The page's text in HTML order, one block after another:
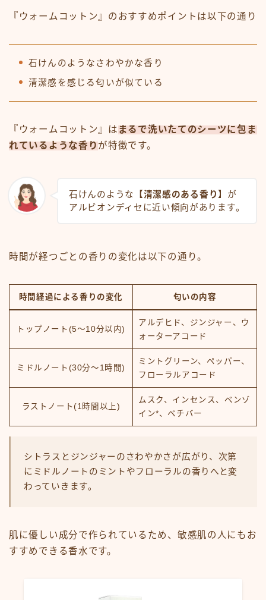
『ウォームコットン』のおすすめポイントは以下の通り
石けんのようなさわやかな香り
清潔感を感じる匂いが似ている
『ウォームコットン』は まるで洗いたてのシーツに包ま
れているような香り が特徴です。
石けんのような 【清潔感のある香り】 が
アルビオンディセに近い傾向があります。
時間が経つごとの香りの変化は以下の通り。
時間経過による香りの変化 匂いの内容
トップノート(5～10分以内)
アルデヒド、ジンジャー、ウ
ォーターアコード
ミドルノート(30分～1時間)
ミントグリーン、ペッパー、
フローラルアコード
ラストノート(1時間以上)
ムスク、インセンス、ベンゾ
イン*、ベチバー
シトラスとジンジャーのさわやかさが広がり、次第
にミドルノートのミントやフローラルの香りへと変
わっていきます。
肌に優しい成分で作られているため、敏感肌の人にもお
すすめできる香水です。